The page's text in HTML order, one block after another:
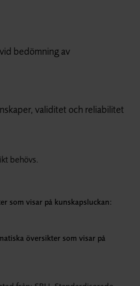
bedömning av
validitet och reliabilitet
behövs.
som visar på kunskapsluckan:
översikter som visar på